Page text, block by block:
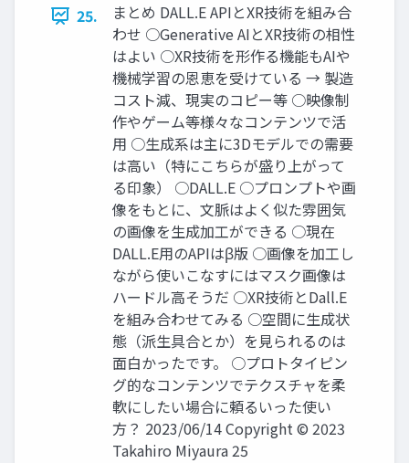
25.
まとめ DALL.E APIとXR技術を組み合
わせ ○Generative AIとXR技術の相性
はよい ○XR技術を形作る機能もAIや
機械学習の恩恵を受けている → 製造
コスト減、現実のコピー等 ○映像制
作やゲーム等様々なコンテンツで活
用 ○生成系は主に3Dモデルでの需要
は高い（特にこちらが盛り上がって
る印象） ○DALL.E ○プロンプトや画
像をもとに、文脈はよく似た雰囲気
の画像を生成加工ができる ○現在
DALL.E用のAPIはβ版 ○画像を加工し
ながら使いこなすにはマスク画像は
ハードル高そうだ ○XR技術とDall.E
を組み合わせてみる ○空間に生成状
態（派生具合とか）を見られるのは
面白かったです。 ○プロトタイピン
グ的なコンテンツでテクスチャを柔
軟にしたい場合に頼るいった使い
方？ 2023/06/14 Copyright © 2023
Takahiro Miyaura 25